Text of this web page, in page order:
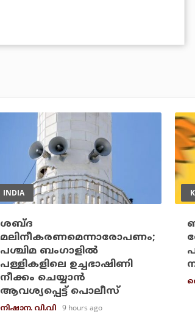
INDIA
ശബ്ദ
മലിനീകരണമെന്നാരോപണം;
പശ്ചിമ ബംഗാളില്‍
പള്ളികളിലെ ഉച്ചഭാഷിണി
നീക്കം ചെയ്യാന്‍
ആവശ്യപ്പെട്ട് പൊലീസ്
നിഷാന. വി.വി 9 hours ago